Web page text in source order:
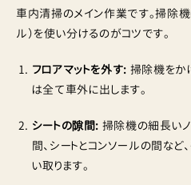
車内清掃のメイン作業です。掃除機
ル）を使い分けるのがコツです。
フロアマットを外す: 掃除機をか
は全て車外に出します。
シートの隙間: 掃除機の細長いノ
間、シートとコンソールの間など、
い取ります。